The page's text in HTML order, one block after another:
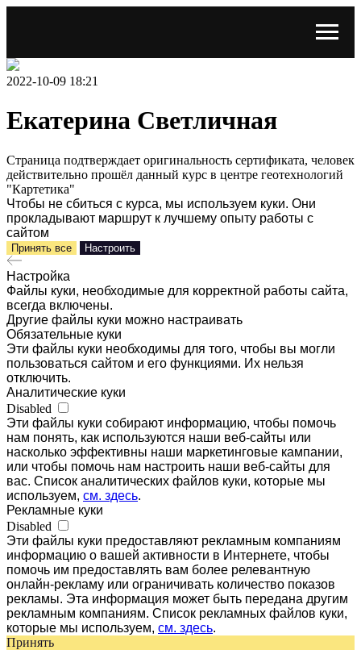
2022-10-09 18:21
Екатерина Светличная
Страница подтверждает оригинальность сертификата, человек
действительно прошёл данный курс в центре геотехнологий
"Картетика"
Чтобы не сбиться с курса, мы используем куки. Они
прокладывают маршрут к лучшему опыту работы с
сайтом
Принять все Настроить
Настройка
Файлы куки, необходимые для корректной работы сайта,
всегда включены.
Другие файлы куки можно настраивать
Обязательные куки
Эти файлы куки необходимы для того, чтобы вы могли
пользоваться сайтом и его функциями. Их нельзя
отключить.
Аналитические куки
Disabled
Эти файлы куки собирают информацию, чтобы помочь
нам понять, как используются наши веб-сайты или
насколько эффективны наши маркетинговые кампании,
или чтобы помочь нам настроить наши веб-сайты для
вас. Список аналитических файлов куки, которые мы
используем, см. здесь.
Рекламные куки
Disabled
Эти файлы куки предоставляют рекламным компаниям
информацию о вашей активности в Интернете, чтобы
помочь им предоставлять вам более релевантную
онлайн-рекламу или ограничивать количество показов
рекламы. Эта информация может быть передана другим
рекламным компаниям. Список рекламных файлов куки,
которые мы используем, см. здесь.
Принять